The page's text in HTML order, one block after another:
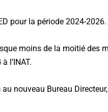
pour la période 2024-2026.
moins de la moitié
à l’INAT.
nouveau Bureau